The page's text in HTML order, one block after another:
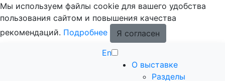
Мы используем файлы cookie для вашего удобства
пользования сайтом и повышения качества
рекомендаций. Подробнее
Я согласен
En
О выставке
Разделы